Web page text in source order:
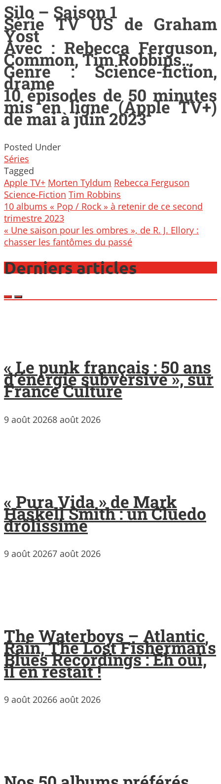
Silo – Saison 1
Série TV US de Graham
Yost
Avec : Rebecca Ferguson,
Common, Tim Robbins…
Genre : Science-fiction,
drame
10 épisodes de 50 minutes
mis en ligne (Apple TV+)
de mai à juin 2023
Posted Under
Séries
Tagged
Apple TV+ Morten Tyldum Rebecca Ferguson
Science-Fiction Tim Robbins
Post
navigation
10 albums « Pop / Rock » à retenir de ce second
trimestre 2023
« Une saison pour les ombres », de R. J. Ellory :
chasser les fantômes du passé
Derniers articles
« Le punk français : 50 ans
d’énergie subversive », sur
France Culture
9 août 20268 août 2026
« Pura Vida » de Mark
Haskell Smith : un Cluedo
drôlissime
9 août 20267 août 2026
The Waterboys – Atlantic
Rain, The Lost Fisherman’s
Blues Recordings : Eh oui,
il en restait !
9 août 20266 août 2026